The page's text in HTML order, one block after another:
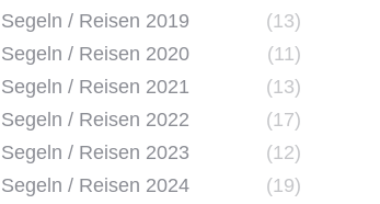
Segeln / Reisen 2019
(13)
Segeln / Reisen 2020
(11)
Segeln / Reisen 2021
(13)
Segeln / Reisen 2022
(17)
Segeln / Reisen 2023
(12)
Segeln / Reisen 2024
(19)